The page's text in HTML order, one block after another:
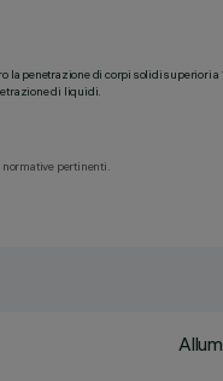
la penetrazione di corpi solidi superiori a
di liquidi.
pertinenti.